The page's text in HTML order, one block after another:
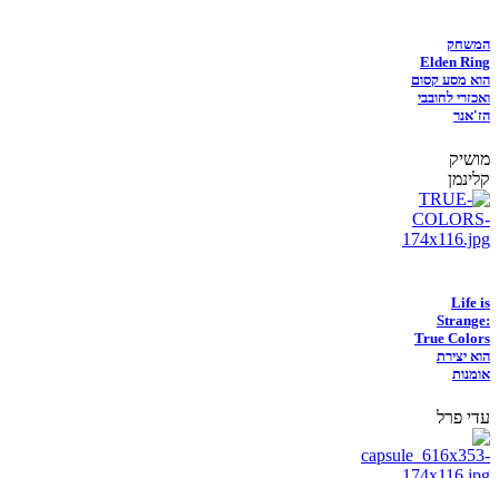
המשחק
Elden Ring
הוא מסע קסום
ואכזרי לחובבי
הז'אנר
מושיק
קלינמן
Life is
Strange:
True Colors
הוא יצירת
אומנות
עדי פרל